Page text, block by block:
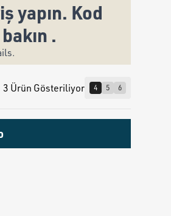
yapın. Kod
.
3 Ürün Gösteriliyor 4 5 6